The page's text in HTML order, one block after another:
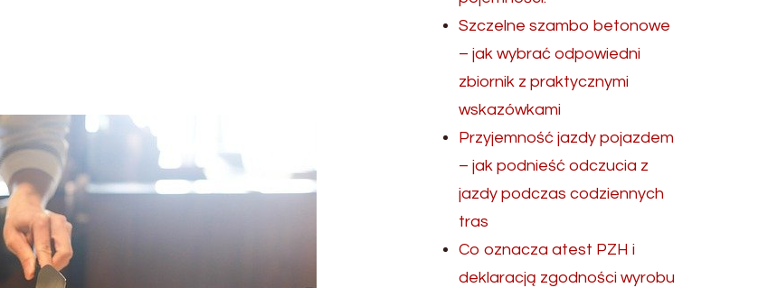
Szczelne szambo betonowe
– jak wybrać odpowiedni
zbiornik z praktycznymi
wskazówkami
Przyjemność jazdy pojazdem
– jak podnieść odczucia z
jazdy podczas codziennych
tras
Co oznacza atest PZH i
deklaracją zgodności wyrobu